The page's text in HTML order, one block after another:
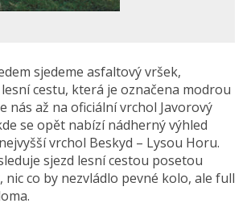
sjedeme asfaltový vršek,
cestu, která je označena modrou
nás až na oficiální vrchol Javorový
se opět nabízí nádherný výhled
vrchol Beskyd – Lysou Horu.
sjezd lesní cestou posetou
nic co by nezvládlo pevné kolo, ale full